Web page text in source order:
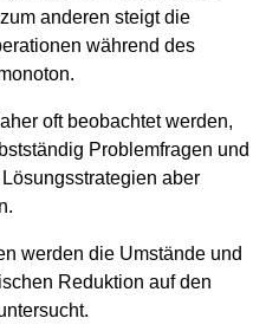
anderen steigt die
während des
oft beobachtet werden,
Problemfragen und
aber
werden die Umstände und
Reduktion auf den